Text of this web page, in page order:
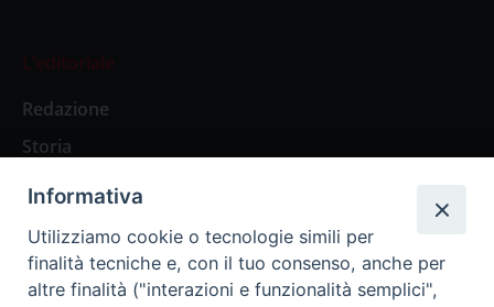
L’editoriale
Redazione
Storia
Abbonamenti
Abbonamento Annuale Digitale
Informativa
Utilizziamo cookie o tecnologie simili per
finalità tecniche e, con il tuo consenso, anche per
altre finalità ("interazioni e funzionalità semplici",